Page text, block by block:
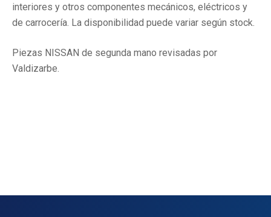
interiores y otros componentes mecánicos, eléctricos y
de carrocería. La disponibilidad puede variar según stock.
Piezas NISSAN de segunda mano revisadas por
Valdizarbe.